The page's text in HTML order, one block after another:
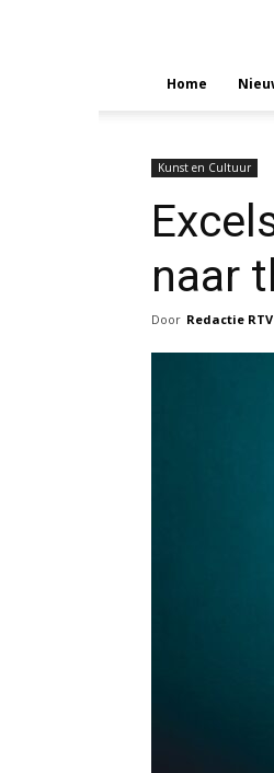
Home
Kunst en Cultuur
naar
Door Redactie